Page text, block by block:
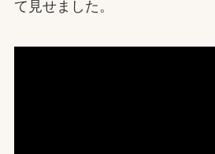
て見せました。